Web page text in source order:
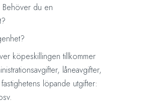
du en
köpeskillingen tillkommer
låneavgifter,
löpande utgifter: